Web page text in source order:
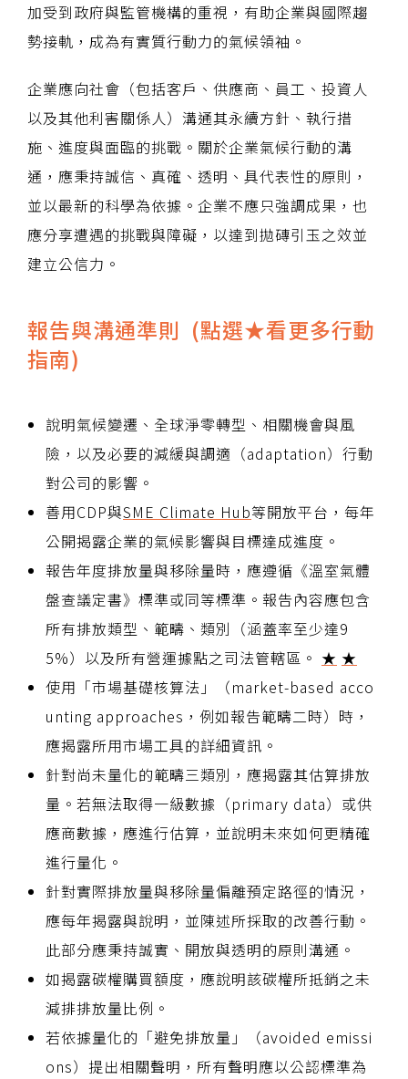
加受到政府與監管機構的重視，有助企業與國際趨
勢接軌，成為有實質行動力的氣候領袖。
企業應向社會（包括客戶、供應商、員工、投資人
以及其他利害關係人）溝通其永續方針、執行措
施、進度與面臨的挑戰。關於企業氣候行動的溝
通，應秉持誠信、真確、透明、具代表性的原則，
並以最新的科學為依據。企業不應只強調成果，也
應分享遭遇的挑戰與障礙，以達到拋磚引玉之效並
建立公信力。
報告與溝通準則 (點選★看更多行動
指南)
說明氣候變遷、全球淨零轉型、相關機會與風
險，以及必要的減緩與調適（adaptation）行動
對公司的影響。
善用CDP與SME Climate Hub等開放平台，每年
公開揭露企業的氣候影響與目標達成進度。
報告年度排放量與移除量時，應遵循《溫室氣體
盤查議定書》標準或同等標準。報告內容應包含
所有排放類型、範疇、類別（涵蓋率至少達9
5%）以及所有營運據點之司法管轄區。 ★ ★
使用「市場基礎核算法」（market-based acco
unting approaches，例如報告範疇二時）時，
應揭露所用市場工具的詳細資訊。
針對尚未量化的範疇三類別，應揭露其估算排放
量。若無法取得一級數據（primary data）或供
應商數據，應進行估算，並說明未來如何更精確
進行量化。
針對實際排放量與移除量偏離預定路徑的情況，
應每年揭露與說明，並陳述所採取的改善行動。
此部分應秉持誠實、開放與透明的原則溝通。
如揭露碳權購買額度，應說明該碳權所抵銷之未
減排排放量比例。
若依據量化的「避免排放量」（avoided emissi
ons）提出相關聲明，所有聲明應以公認標準為